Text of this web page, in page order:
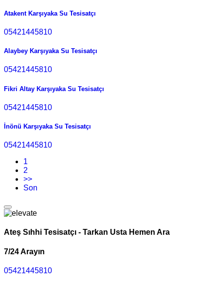
Atakent Karşıyaka Su Tesisatçı
05421445810
Alaybey Karşıyaka Su Tesisatçı
05421445810
Fikri Altay Karşıyaka Su Tesisatçı
05421445810
İnönü Karşıyaka Su Tesisatçı
05421445810
1
2
>>
Son
Ateş Sıhhi Tesisatçı - Tarkan Usta Hemen Ara
7/24 Arayın
05421445810